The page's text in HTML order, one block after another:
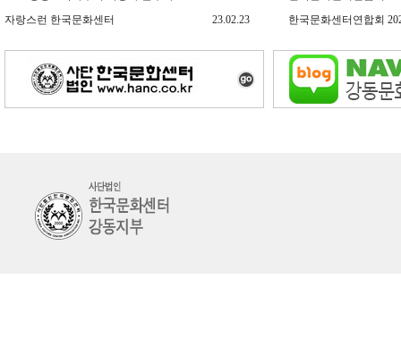
자랑스런 한국문화센터
23.02.23
한국문화센터연합회